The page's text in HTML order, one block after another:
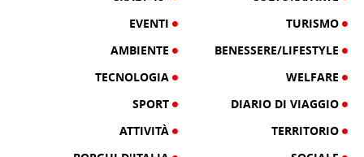
EVENTI
TURISMO
AMBIENTE
BENESSERE/LIFESTYLE
TECNOLOGIA
WELFARE
SPORT
DIARIO DI VIAGGIO
ATTIVITÀ
TERRITORIO